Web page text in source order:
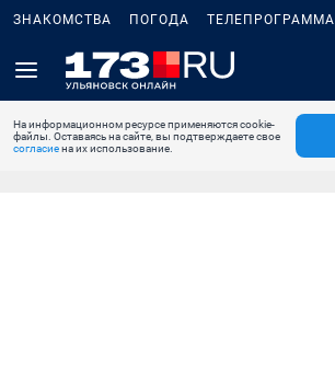
ЗНАКОМСТВА ПОГОДА ТЕЛЕПРОГРАММА
На информационном ресурсе применяются cookie-
файлы. Оставаясь на сайте, вы подтверждаете свое
согласиена их использование.